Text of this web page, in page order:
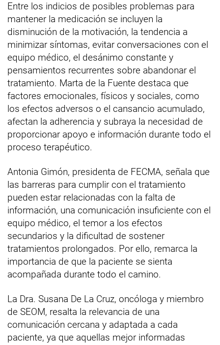
Entre los indicios de posibles problemas para
mantener la medicación se incluyen la
disminución de la motivación, la tendencia a
minimizar síntomas, evitar conversaciones con el
equipo médico, el desánimo constante y
pensamientos recurrentes sobre abandonar el
tratamiento. Marta de la Fuente destaca que
factores emocionales, físicos y sociales, como
los efectos adversos o el cansancio acumulado,
afectan la adherencia y subraya la necesidad de
proporcionar apoyo e información durante todo el
proceso terapéutico.
Antonia Gimón, presidenta de FECMA, señala que
las barreras para cumplir con el tratamiento
pueden estar relacionadas con la falta de
información, una comunicación insuficiente con el
equipo médico, el temor a los efectos
secundarios y la dificultad de sostener
tratamientos prolongados. Por ello, remarca la
importancia de que la paciente se sienta
acompañada durante todo el camino.
La Dra. Susana De La Cruz, oncóloga y miembro
de SEOM, resalta la relevancia de una
comunicación cercana y adaptada a cada
paciente, ya que aquellas mejor informadas